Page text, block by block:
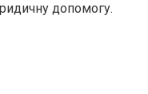
допомогу.